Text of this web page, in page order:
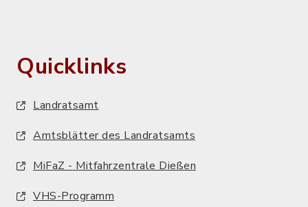
Quicklinks
Landratsamt
Amtsblätter des Landratsamts
MiFaZ - Mitfahrzentrale Dießen
VHS-Programm